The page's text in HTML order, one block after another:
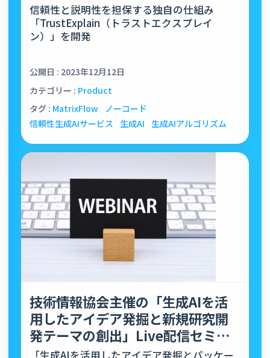
信頼性と説明性を担保する独自の仕組み
「TrustExplain（トラストエクスプレイ
ン）」を開発
公開日 : 2023年12月12日
カテゴリー : Product
タグ : MatrixFlow
ノーコード
信頼性生成AIサービス
生成AI 生成AIアルゴリズム
技術情報協会主催の「生成AIを活
用したアイデア発掘と新規研究開
発テーマの創出」Live配信セミナ
ーにて、弊社代表の田本が…
「生成AIを活用したアイデア発掘とパッケー